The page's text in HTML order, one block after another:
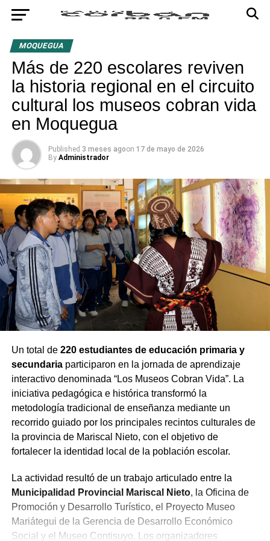
MOQUEGUA
Más de 220 escolares reviven
la historia regional en el circuito
cultural los museos cobran vida
en Moquegua
Published 3 meses agoon 17 de mayo de 2026
By Administrador
Un total de 220 estudiantes de educación primaria y
secundariaparticiparon en la jornada de aprendizaje
interactivo denominada “Los Museos Cobran Vida”. La
iniciativa pedagógica e histórica transformó la
metodología tradicional de enseñanza mediante un
recorrido guiado por los principales recintos culturales de
la provincia de Mariscal Nieto, con el objetivo de
fortalecer la identidad local de la población escolar.
La actividad resultó de un trabajo articulado entre la
Municipalidad Provincial Mariscal Nieto, la Oficina de
Promoción y Desarrollo Turístico, el Proyecto Museo
Mariátegui de la Gerencia de Desarrollo Económico
Social y el Museo Contisuyo. Los organizadores